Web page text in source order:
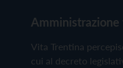
Amministrazione
Vita Trentina
cui al decreto